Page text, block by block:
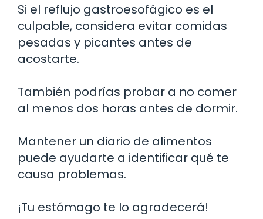
Si el reflujo gastroesofágico es el
culpable, considera evitar comidas
pesadas y picantes antes de
acostarte.
También podrías probar a no comer
al menos dos horas antes de dormir.
Mantener un diario de alimentos
puede ayudarte a identificar qué te
causa problemas.
¡Tu estómago te lo agradecerá!